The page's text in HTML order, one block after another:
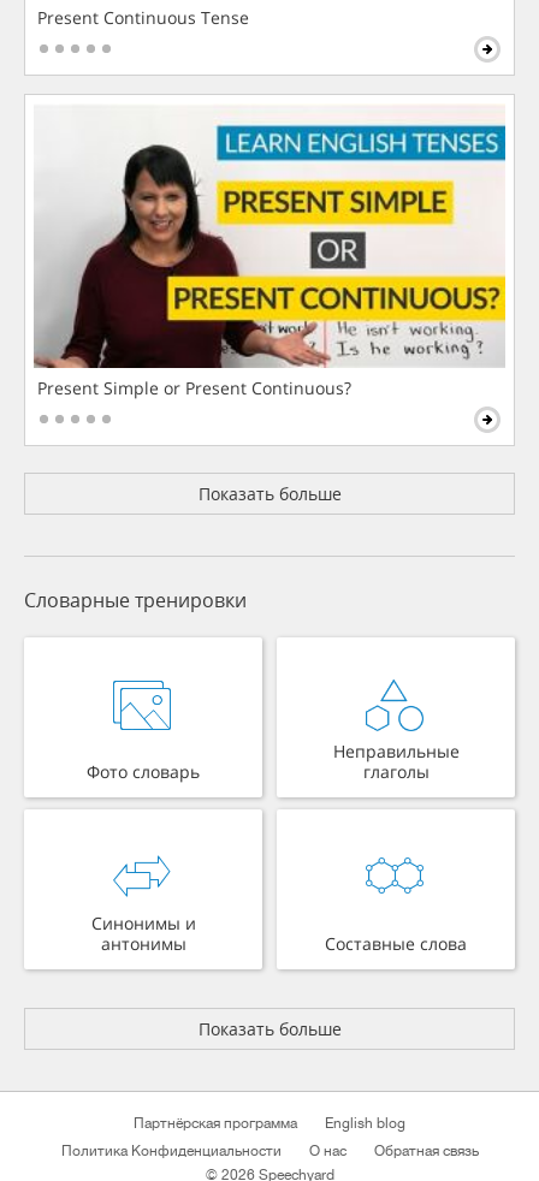
Present Continuous Tense
Present Simple or Present Continuous?
Показать больше
Словарные тренировки
Фото словарь
Неправильные
глаголы
Синонимы и
антонимы
Составные слова
Показать больше
Партнёрская программа
English blog
Политика Конфиденциальности
О нас
Обратная связь
© 2026 Speechyard